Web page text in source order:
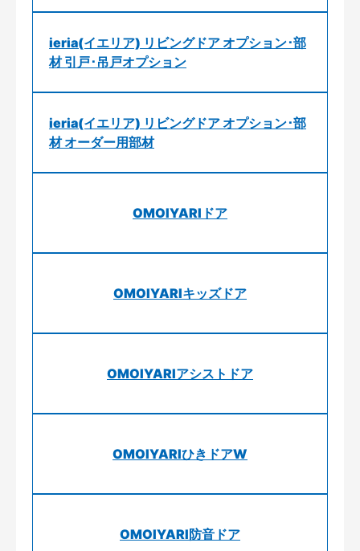
ieria(イエリア) リビングドア オプション･部
材 引戸･吊戸オプション
ieria(イエリア) リビングドア オプション･部
材 オーダー用部材
OMOIYARIドア
OMOIYARIキッズドア
OMOIYARIアシストドア
OMOIYARIひきドアW
OMOIYARI防音ドア